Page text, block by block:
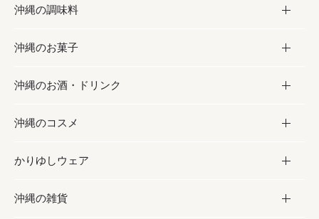
フルーツ・野菜
お肉
海産物
加工食品
缶詰／パウチ
沖縄料理
沖縄そば／乾麺
レトルト食品
乾物／粉類
沖縄の調味料
調味料
砂糖／黒砂糖
塩
お酢／ドレッシング
しょうゆ
沖縄のお菓子
お菓子
黒糖
ちんすこう
伝統菓子
沖縄のお酒・ドリンク
お酒・ドリンク
泡盛
ビール・チューハイ
沖縄のコスメ
コスメ
スキンケア
かりゆしウェア
かりゆしウェア
沖縄の雑貨